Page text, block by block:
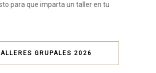
para que imparta un taller en tu
GRUPALES 2026